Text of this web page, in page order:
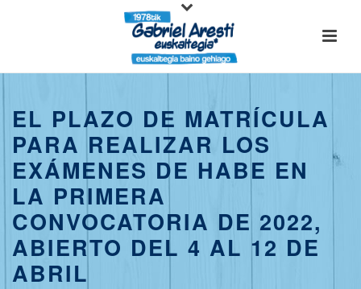
EL PLAZO DE MATRÍCULA
PARA REALIZAR LOS
EXÁMENES DE HABE EN
LA PRIMERA
CONVOCATORIA DE 2022,
ABIERTO DEL 4 AL 12 DE
ABRIL